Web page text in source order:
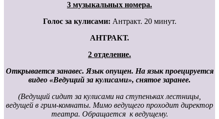
3 музыкальных номера.
Голос за кулисами: Антракт. 20 минут.
АНТРАКТ.
2 отделение.
Открывается занавес. Язык опущен. На язык проецируется
видео «Ведущий за кулисами», снятое заранее.
(Ведущий сидит за кулисами на ступеньках лестницы,
ведущей в грим-комнаты. Мимо ведущего проходит директор
театра. Обращается к ведущему.